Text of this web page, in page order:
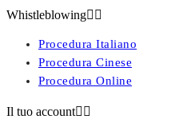
Whistleblowing 
Procedura Italiano
Procedura Cinese
Procedura Online
Il tuo account 